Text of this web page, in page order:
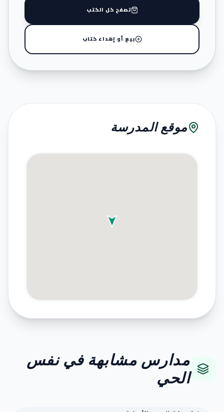
تصفح كل الكتب
بيع أو إهداء كتاب
موقع المدرسة
مدارس مشابهة في نفس
الحي